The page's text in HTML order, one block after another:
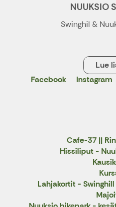
NUUKSIO
Swinghil &
Lue
Facebook
Instagram
Cafe-37 ||
Hissiliput -
Lahjakortit -